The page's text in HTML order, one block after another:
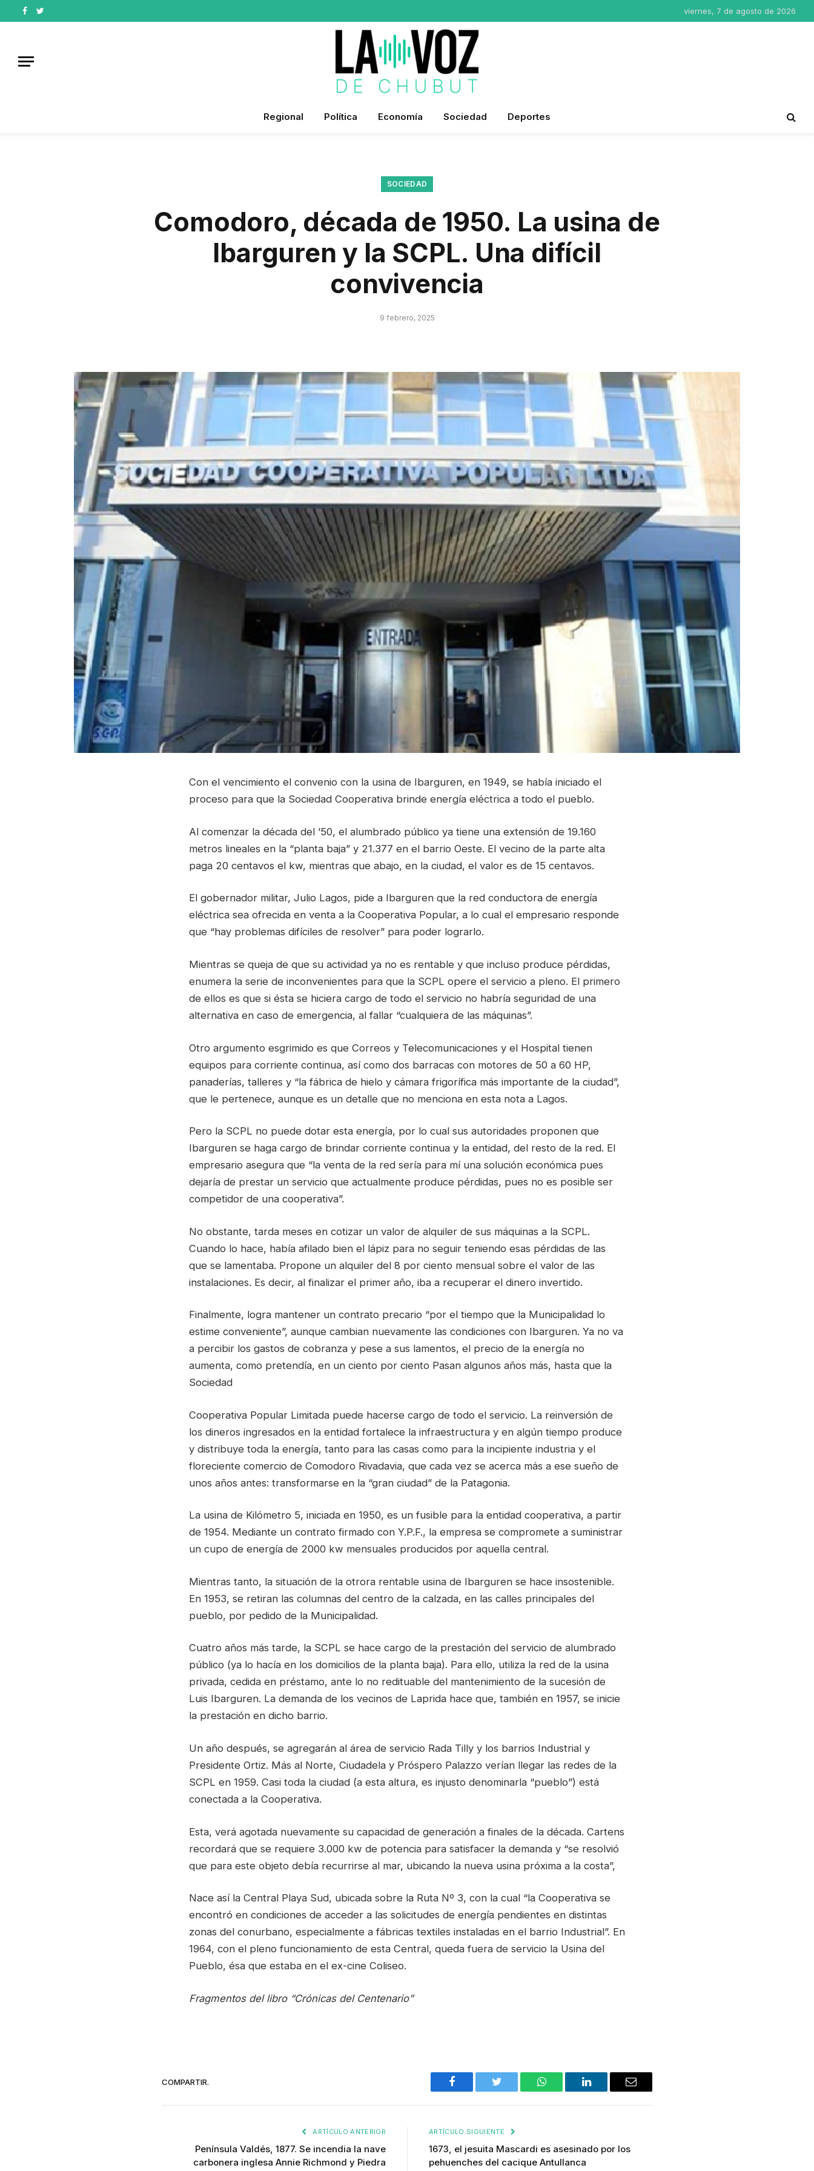
Facebook
Twitter
viernes, 7 de agosto de 2026
Regional Política Economía Sociedad Deportes
SOCIEDAD
Comodoro, década de 1950. La usina de
Ibarguren y la SCPL. Una difícil
convivencia
9 febrero, 2025
Con el vencimiento el convenio con la usina de Ibarguren, en 1949, se había iniciado el
proceso para que la Sociedad Cooperativa brinde energía eléctrica a todo el pueblo.
Al comenzar la década del ’50, el alumbrado público ya tiene una extensión de 19.160
metros lineales en la “planta baja” y 21.377 en el barrio Oeste. El vecino de la parte alta
paga 20 centavos el kw, mientras que abajo, en la ciudad, el valor es de 15 centavos.
El gobernador militar, Julio Lagos, pide a Ibarguren que la red conductora de energía
eléctrica sea ofrecida en venta a la Cooperativa Popular, a lo cual el empresario responde
que “hay problemas difíciles de resolver” para poder lograrlo.
Mientras se queja de que su actividad ya no es rentable y que incluso produce pérdidas,
enumera la serie de inconvenientes para que la SCPL opere el servicio a pleno. El primero
de ellos es que si ésta se hiciera cargo de todo el servicio no habría seguridad de una
alternativa en caso de emergencia, al fallar “cualquiera de las máquinas”.
Otro argumento esgrimido es que Correos y Telecomunicaciones y el Hospital tienen
equipos para corriente continua, así como dos barracas con motores de 50 a 60 HP,
panaderías, talleres y “la fábrica de hielo y cámara frigorífica más importante de la ciudad”,
que le pertenece, aunque es un detalle que no menciona en esta nota a Lagos.
Pero la SCPL no puede dotar esta energía, por lo cual sus autoridades proponen que
Ibarguren se haga cargo de brindar corriente continua y la entidad, del resto de la red. El
empresario asegura que “la venta de la red sería para mí una solución económica pues
dejaría de prestar un servicio que actualmente produce pérdidas, pues no es posible ser
competidor de una cooperativa”.
No obstante, tarda meses en cotizar un valor de alquiler de sus máquinas a la SCPL.
Cuando lo hace, había afilado bien el lápiz para no seguir teniendo esas pérdidas de las
que se lamentaba. Propone un alquiler del 8 por ciento mensual sobre el valor de las
instalaciones. Es decir, al finalizar el primer año, iba a recuperar el dinero invertido.
Finalmente, logra mantener un contrato precario “por el tiempo que la Municipalidad lo
estime conveniente”, aunque cambian nuevamente las condiciones con Ibarguren. Ya no va
a percibir los gastos de cobranza y pese a sus lamentos, el precio de la energía no
aumenta, como pretendía, en un ciento por ciento Pasan algunos años más, hasta que la
Sociedad
Cooperativa Popular Limitada puede hacerse cargo de todo el servicio. La reinversión de
los dineros ingresados en la entidad fortalece la infraestructura y en algún tiempo produce
y distribuye toda la energía, tanto para las casas como para la incipiente industria y el
floreciente comercio de Comodoro Rivadavia, que cada vez se acerca más a ese sueño de
unos años antes: transformarse en la “gran ciudad” de la Patagonia.
La usina de Kilómetro 5, iniciada en 1950, es un fusible para la entidad cooperativa, a partir
de 1954. Mediante un contrato firmado con Y.P.F., la empresa se compromete a suministrar
un cupo de energía de 2000 kw mensuales producidos por aquella central.
Mientras tanto, la situación de la otrora rentable usina de Ibarguren se hace insostenible.
En 1953, se retiran las columnas del centro de la calzada, en las calles principales del
pueblo, por pedido de la Municipalidad.
Cuatro años más tarde, la SCPL se hace cargo de la prestación del servicio de alumbrado
público (ya lo hacía en los domicilios de la planta baja). Para ello, utiliza la red de la usina
privada, cedida en préstamo, ante lo no redituable del mantenimiento de la sucesión de
Luis Ibarguren. La demanda de los vecinos de Laprida hace que, también en 1957, se inicie
la prestación en dicho barrio.
Un año después, se agregarán al área de servicio Rada Tilly y los barrios Industrial y
Presidente Ortiz. Más al Norte, Ciudadela y Próspero Palazzo verían llegar las redes de la
SCPL en 1959. Casi toda la ciudad (a esta altura, es injusto denominarla “pueblo”) está
conectada a la Cooperativa.
Esta, verá agotada nuevamente su capacidad de generación a finales de la década. Cartens
recordará que se requiere 3.000 kw de potencia para satisfacer la demanda y “se resolvió
que para este objeto debía recurrirse al mar, ubicando la nueva usina próxima a la costa”,
Nace así la Central Playa Sud, ubicada sobre la Ruta Nº 3, con la cual “la Cooperativa se
encontró en condiciones de acceder a las solicitudes de energía pendientes en distintas
zonas del conurbano, especialmente a fábricas textiles instaladas en el barrio Industrial”. En
1964, con el pleno funcionamiento de esta Central, queda fuera de servicio la Usina del
Pueblo, ésa que estaba en el ex-cine Coliseo.
Fragmentos del libro “Crónicas del Centenario”
COMPARTIR.
Facebook Twitter WhatsAppLinkedIn Email
ARTÍCULO ANTERIOR
Península Valdés, 1877. Se incendia la nave
carbonera inglesa Annie Richmond y Piedra
ARTÍCULO SIGUIENTE
1673, el jesuita Mascardi es asesinado por los
pehuenches del cacique Antullanca